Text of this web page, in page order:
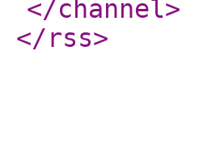
</channel>
</rss>